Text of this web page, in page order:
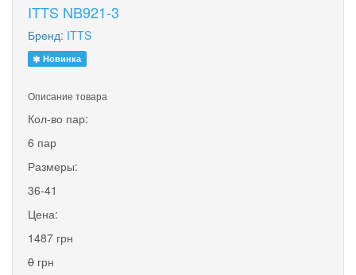
ITTS NB921-3
Бренд: ITTS
Новинка
Описание товара
Кол-во пар:
6 пар
Размеры:
36-41
Цена:
1487 грн
0 грн